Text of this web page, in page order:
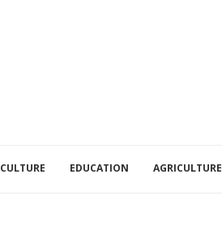
CULTURE EDUCATION AGRICULTURE